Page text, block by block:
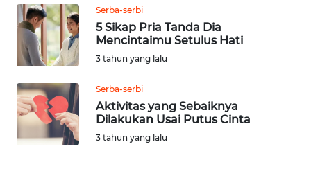
Serba-serbi
5 Sikap Pria Tanda Dia
Mencintaimu Setulus Hati
3 tahun yang lalu
Serba-serbi
Aktivitas yang Sebaiknya
Dilakukan Usai Putus Cinta
3 tahun yang lalu
WN
PAPUA
WN
BARAT
WN
RIAU